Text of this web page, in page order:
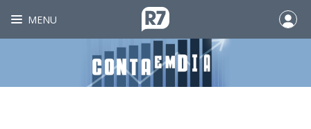
MENU